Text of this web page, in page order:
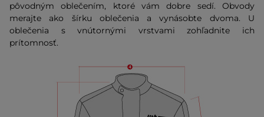
pôvodným oblečením, ktoré vám dobre sedí. Obvody
merajte ako šírku oblečenia a vynásobte dvoma. U
oblečenia s vnútornými vrstvami zohľadnite ich
prítomnosť.